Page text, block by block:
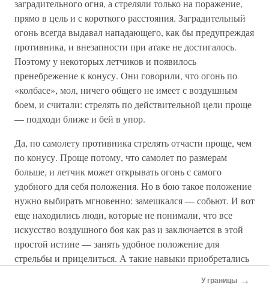
заградительного огня, а стреляли только на поражение,
прямо в цель и с короткого расстояния. Заградительный
огонь всегда выдавал нападающего, как бы предупреждая
противника, и внезапности при атаке не достигалось.
Поэтому у некоторых летчиков и появилось
пренебрежение к конусу. Они говорили, что огонь по
«колбасе», мол, ничего общего не имеет с воздушным
боем, и считали: стрелять по действительной цели проще
— подходи ближе и бей в упор.
Да, по самолету противника стрелять отчасти проще, чем
по конусу. Проще потому, что самолет по размерам
больше, и летчик может открывать огонь с самого
удобного для себя положения. Но в бою такое положение
нужно выбирать мгновенно: замешкался — собьют. И вот
еще находились люди, которые не понимали, что все
искусство воздушного боя как раз и заключается в этой
простой истине — занять удобное положение для
стрельбы и прицелиться. А такие навыки приобретались
У границы →